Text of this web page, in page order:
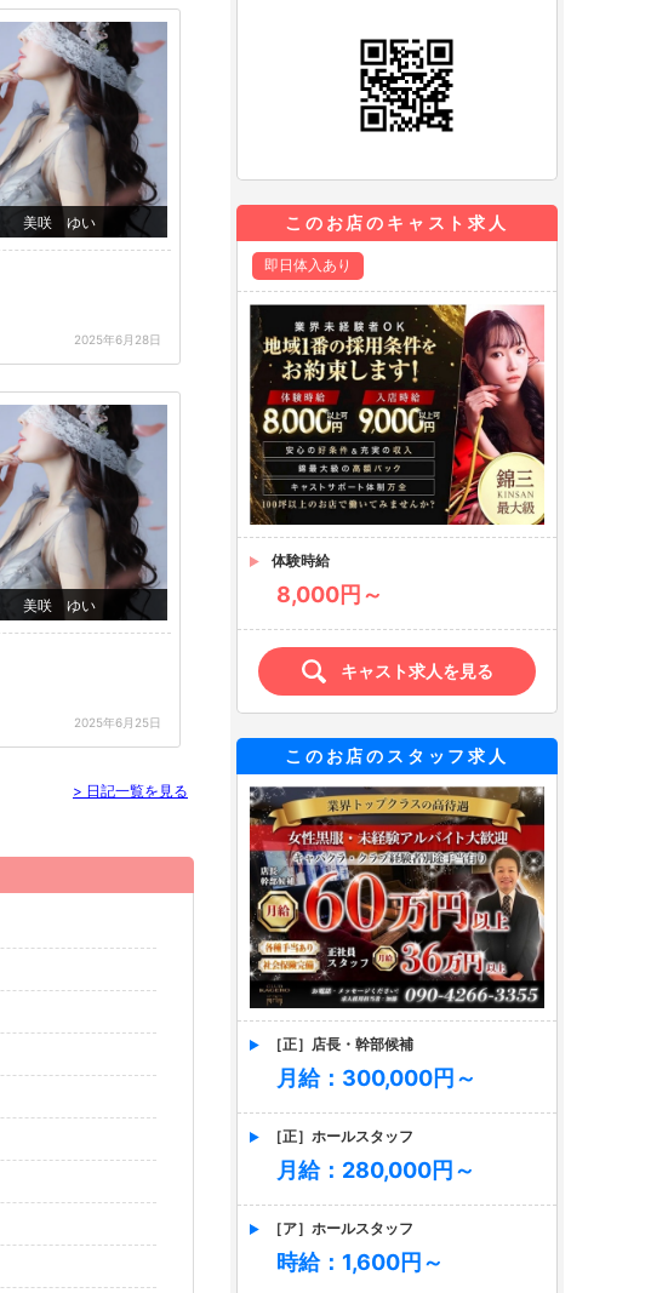
美咲 ゆい
2025年6月28日
美咲 ゆい
2025年6月25日
> 日記一覧を見る
このお店のキャスト求人
即日体入あり
体験時給
8,000円～
キャスト求人を見る
このお店のスタッフ求人
［正］店長・幹部候補
月給：300,000円～
［正］ホールスタッフ
月給：280,000円～
［ア］ホールスタッフ
時給：1,600円～